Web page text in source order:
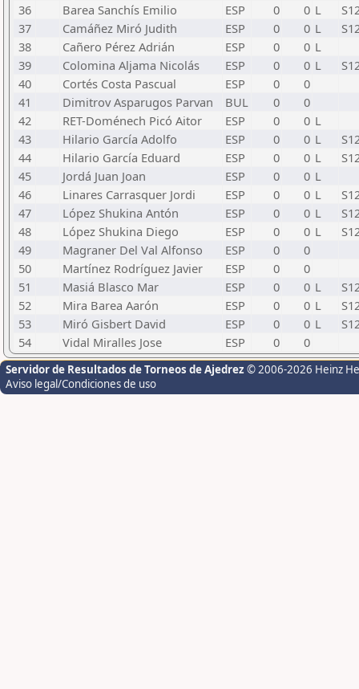
36
Barea Sanchís Emilio ESP 0 0 L
37
Camáñez Miró Judith ESP 0 0 L
38
Cañero Pérez Adrián ESP 0 0 L
39
Colomina Aljama Nicolás ESP 0 0 L
40
Cortés Costa Pascual ESP 0
0
41
Dimitrov Asparugos Parvan BUL 0
0
42
RET-Doménech Picó Aitor ESP 0 0 L
43
Hilario García Adolfo ESP 0 0 L
44
Hilario García Eduard ESP 0 0 L
45
Jordá Juan Joan ESP 0 0 L
46
Linares Carrasquer Jordi ESP 0 0 L
47
López Shukina Antón ESP 0 0 L
48
López Shukina Diego ESP 0 0 L
49
Magraner Del Val Alfonso ESP 0
0
50
Martínez Rodríguez Javier ESP 0
0
51
Masiá Blasco Mar ESP 0 0 L
52
Mira Barea Aarón ESP 0 0 L
53
Miró Gisbert David ESP 0 0 L
54
Vidal Miralles Jose ESP 0 0
Servidor de Resultados de Torneos de Ajedrez © 2006-2026 Heinz
Aviso legal/Condiciones de uso